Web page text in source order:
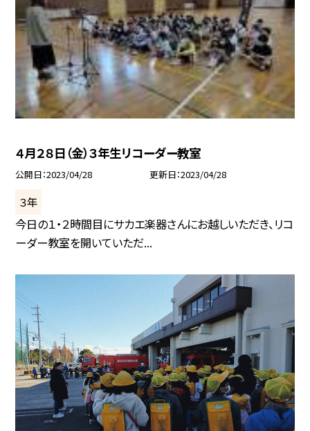
４月２８日（金）３年生リコーダー教室
公開日 2023/04/28 更新日 2023/04/28
３年
今日の１・２時間目にサカエ楽器さんにお越しいただき、リコ
ーダー教室を開いていただ...